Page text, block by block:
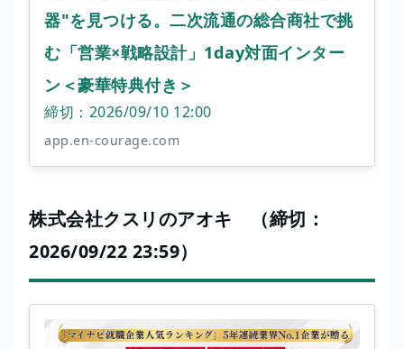
器"を見つける。二次流通の総合商社で挑
む「営業×戦略設計」1day対面インター
ン＜豪華特典付き＞
締切：2026/09/10 12:00
app.en-courage.com
株式会社クスリのアオキ （締切：
2026/09/22 23:59）